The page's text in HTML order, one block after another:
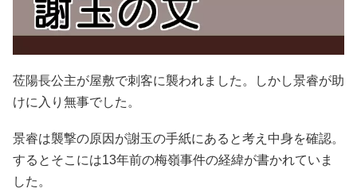
莅陽長公主が屋敷で刺客に襲われました。しかし景睿が助
けに入り無事でした。
景睿は襲撃の原因が謝玉の手紙にあると考え中身を確認。
するとそこには13年前の梅嶺事件の経緯が書かれていま
した。